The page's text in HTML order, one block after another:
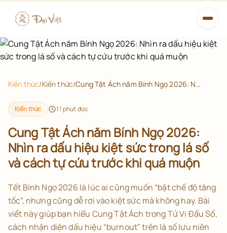
Mở
Xem tử vi
Học Tử Vi
Từ điển
14 Chính Tinh
Lá số đã lưu
Xem tử vi miễn phí
Kiến thức/Kiến thức/ Cung Tật Ách năm Bính Ngọ 2026: Nhìn ra dấu hiệu kiệt sức trong lá số và cách tự cứu trước khi quá muộn
Kiến thức 11phút đọc
Cung Tật Ách năm Bính Ngọ 2026:
Nhìn ra dấu hiệu kiệt sức trong lá số
và cách tự cứu trước khi quá muộn
Tết Bính Ngọ 2026 là lúc ai cũng muốn “bật chế độ tăng
tốc”, nhưng cũng dễ rơi vào kiệt sức mà không hay. Bài
viết này giúp bạn hiểu Cung Tật Ách trong Tử Vi Đẩu Số,
cách nhận diện dấu hiệu “burnout” trên lá số lưu niên